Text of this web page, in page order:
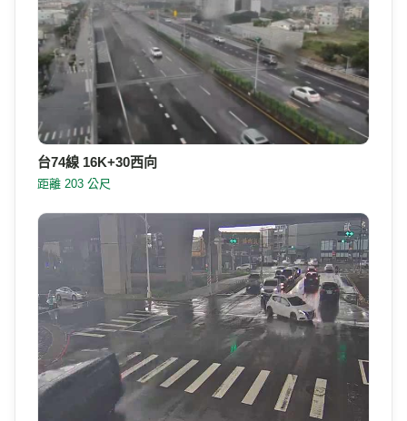
台74線 16K+30西向
距離 203 公尺